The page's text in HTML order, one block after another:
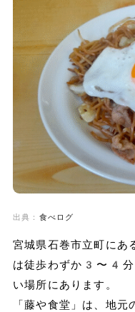
出典： 食べログ
宮城県石巻市立町にあ
は徒歩わずか3〜4分
い場所にあります。
「藤や食堂」は、地